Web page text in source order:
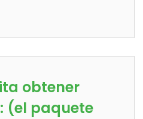
obtener
(el paquete